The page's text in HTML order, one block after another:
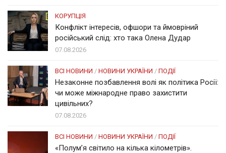
КОРУПЦІЯ
Конфлікт інтересів, офшори та ймовріний
російський слід: хто така Олена Дудар
07.08.2026
ВСІ НОВИНИ / НОВИНИ УКРАЇНИ / ПОДІЇ
Незаконне позбавлення волі як політика Росії:
чи може міжнародне право захистити
цивільних?
07.08.2026
ВСІ НОВИНИ / НОВИНИ УКРАЇНИ / ПОДІЇ
«Полум’я світило на кілька кілометрів».